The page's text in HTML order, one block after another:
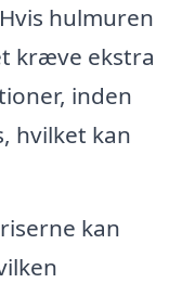
Hvis hulmuren
kræve ekstra
inden
hvilket kan
kan